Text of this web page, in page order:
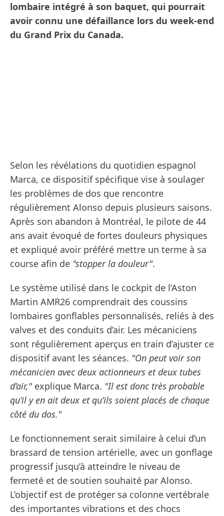
lombaire intégré à son baquet, qui pourrait
avoir connu une défaillance lors du week-end
du Grand Prix du Canada.
Selon les révélations du quotidien espagnol
Marca, ce dispositif spécifique vise à soulager
les problèmes de dos que rencontre
régulièrement Alonso depuis plusieurs saisons.
Après son abandon à Montréal, le pilote de 44
ans avait évoqué de fortes douleurs physiques
et expliqué avoir préféré mettre un terme à sa
course afin de "stopper la douleur".
Le système utilisé dans le cockpit de l’Aston
Martin AMR26 comprendrait des coussins
lombaires gonflables personnalisés, reliés à des
valves et des conduits d’air. Les mécaniciens
sont régulièrement aperçus en train d’ajuster ce
dispositif avant les séances. "On peut voir son
mécanicien avec deux actionneurs et deux tubes
d’air,"explique Marca. "Il est donc très probable
qu’il y en ait deux et qu’ils soient placés de chaque
côté du dos."
Le fonctionnement serait similaire à celui d’un
brassard de tension artérielle, avec un gonflage
progressif jusqu’à atteindre le niveau de
fermeté et de soutien souhaité par Alonso.
L’objectif est de protéger sa colonne vertébrale
des importantes vibrations et des chocs